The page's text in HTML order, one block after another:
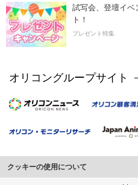
試写会、登壇イベ
ト！
プレゼント特集
オリコングループサイト
クッキーの使用について